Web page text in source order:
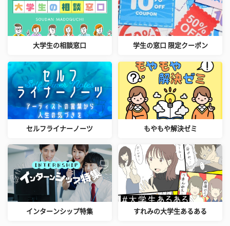
大学生の相談窓口 学生の窓口 限定クーポン
セルフライナーノーツ もやもや解決ゼミ
インターンシップ特集 すれみの大学生あるある